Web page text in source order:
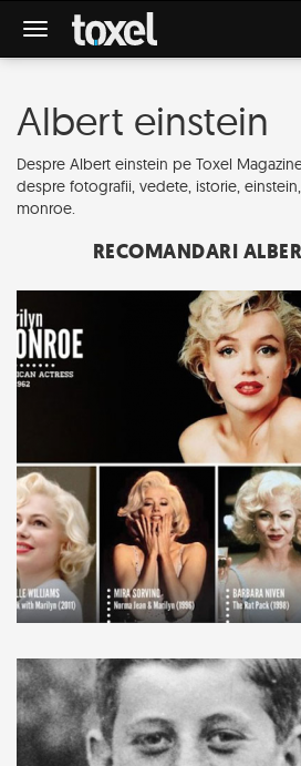
Meniu
Albert einstein
Despre Albert einstein pe Toxel
despre fotografii, vedete, istorie,
monroe.
RECOMANDARI